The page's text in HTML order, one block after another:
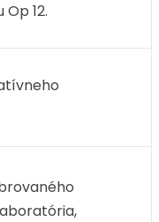
12.